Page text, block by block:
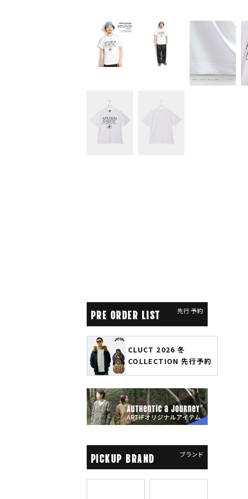
PRE ORDER LIST 先行予約
glamb × 劇場版『チェン
ソーマン レゼ篇』第2弾
先行予約
PICKUP BRAND ブランド